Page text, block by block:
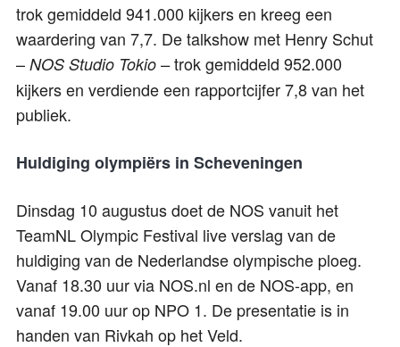
trok gemiddeld 941.000 kijkers en kreeg een
waardering van 7,7. De talkshow met Henry Schut
– NOS Studio Tokio –trok gemiddeld 952.000
kijkers en verdiende een rapportcijfer 7,8 van het
publiek.
Huldiging olympiërs in Scheveningen
Dinsdag 10 augustus doet de NOS vanuit het
TeamNL Olympic Festival live verslag van de
huldiging van de Nederlandse olympische ploeg.
Vanaf 18.30 uur via NOS.nl en de NOS-app, en
vanaf 19.00 uur op NPO 1. De presentatie is in
handen van Rivkah op het Veld.